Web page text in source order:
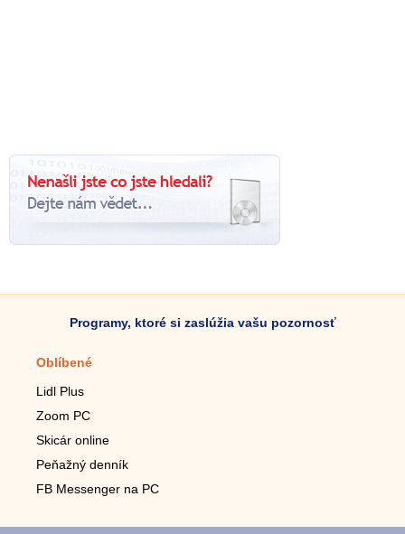
Programy, ktoré si zaslúžia vašu pozornosť
Oblíbené
Lidl Plus
Zoom PC
Skicár online
Peňažný denník
FB Messenger na PC